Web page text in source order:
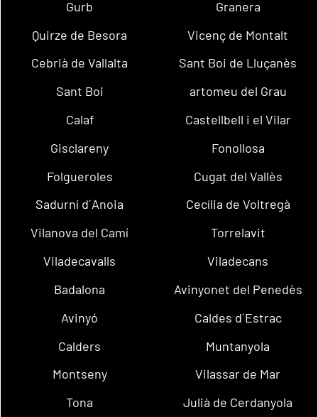
Gurb
Granera
Quirze de Besora
Vicenç de Montalt
Cebrià de Vallalta
Sant Boi de Lluçanès
Sant Boi
artomeu del Grau
Calaf
Castellbell i el Vilar
Gisclareny
Fonollosa
Folgueroles
Cugat del Vallès
Sadurní d´Anoia
Cecília de Voltregà
Vilanova del Camí
Torrelavit
Viladecavalls
Viladecans
Badalona
Avinyonet del Penedès
Avinyó
Caldes d´Estrac
Calders
Muntanyola
Montseny
Vilassar de Mar
Tona
Julià de Cerdanyola